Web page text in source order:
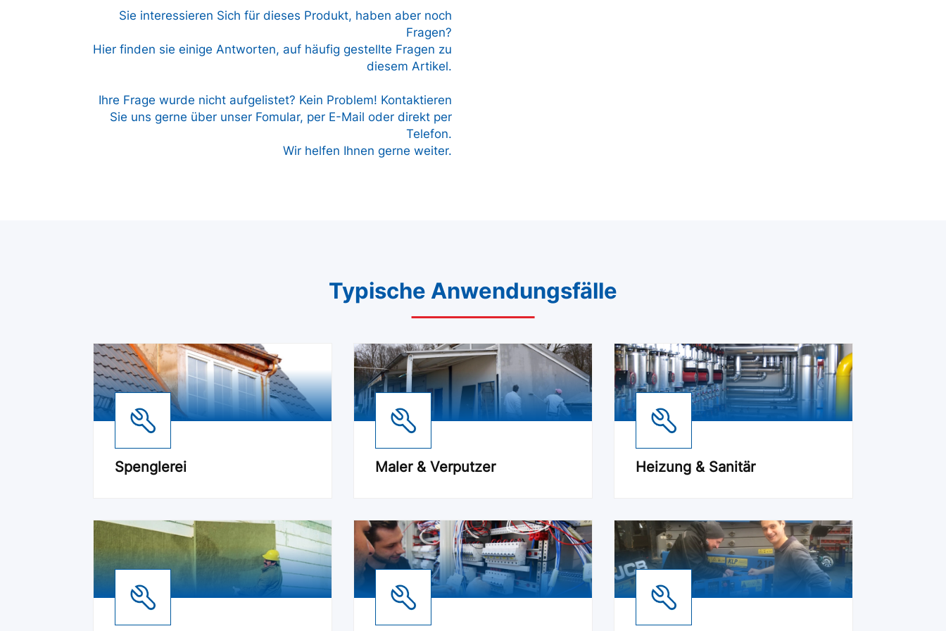
Sie interessieren Sich für dieses Produkt, haben aber noch
Fragen?
Hier finden sie einige Antworten, auf häufig gestellte Fragen zu
diesem Artikel.
Ihre Frage wurde nicht aufgelistet? Kein Problem! Kontaktieren
Sie uns gerne über unser Fomular, per E-Mail oder direkt per
Telefon.
Wir helfen Ihnen gerne weiter.
Typische Anwendungsfälle
Spenglerei Maler & Verputzer Heizung & Sanitär